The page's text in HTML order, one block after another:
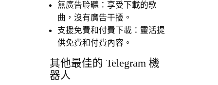
無廣告聆聽：享受下載的歌
曲，沒有廣告干擾。
支援免費和付費下載：靈活提
供免費和付費內容。
其他最佳的 Telegram 機
器人